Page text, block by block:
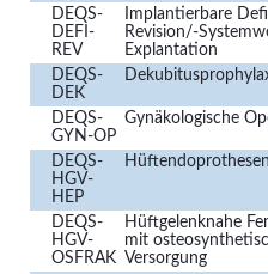
DEQS-
DEFI-
REV
Implantierbare
Revision/-
Explantation
DEQS-
DEK
DEQS-
GYN-OP
Gynäkologische
DEQS-
HGV-
HEP
DEQS-
HGV-
OSFRAK
Hüftgelenknahe
mit
Versorgung